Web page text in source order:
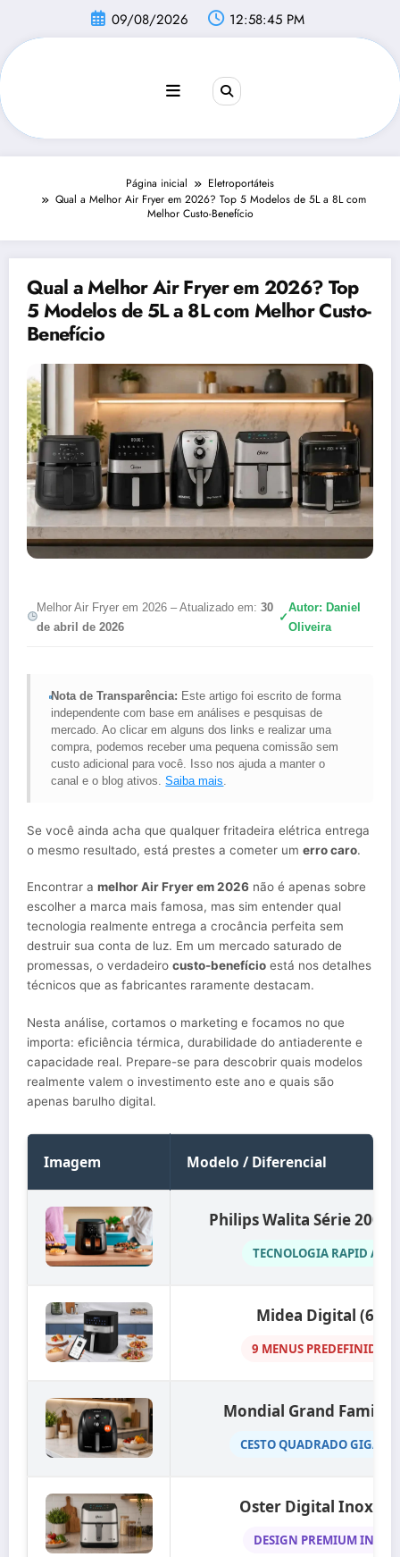
conteúdo
09/08/2026 12:58:46 PM
Página inicial
Eletroportáteis
Qual a Melhor Air Fryer em 2026? Top 5 Modelos de 5L a 8L com
Melhor Custo-Benefício
Qual a Melhor Air Fryer em 2026? Top
5 Modelos de 5L a 8L com Melhor Custo-
Benefício
Melhor Air Fryer em 2026 – Atualizado em:30
de abril de 2026
✓
Autor: Daniel
Oliveira
Nota de Transparência: Este artigo foi escrito de forma
independente com base em análises e pesquisas de
mercado. Ao clicar em alguns dos links e realizar uma
compra, podemos receber uma pequena comissão sem
custo adicional para você. Isso nos ajuda a manter o
canal e o blog ativos.Saiba mais.
Se você ainda acha que qualquer fritadeira elétrica entrega
o mesmo resultado, está prestes a cometer um erro caro.
Encontrar a melhor Air Fryer em 2026 não é apenas sobre
escolher a marca mais famosa, mas sim entender qual
tecnologia realmente entrega a crocância perfeita sem
destruir sua conta de luz. Em um mercado saturado de
promessas, o verdadeiro custo-benefício está nos detalhes
técnicos que as fabricantes raramente destacam.
Nesta análise, cortamos o marketing e focamos no que
importa: eficiência térmica, durabilidade do antiaderente e
capacidade real. Prepare-se para descobrir quais modelos
realmente valem o investimento este ano e quais são
apenas barulho digital.
Imagem Modelo / Diferencial
Philips Walita Série 2000
TECNOLOGIA RAPID AIR
Midea Digital (6L)
9 MENUS PREDEFINIDOS
Mondial Grand Family
CESTO QUADRADO
Oster Digital Inox
DESIGN PREMIUM INOX